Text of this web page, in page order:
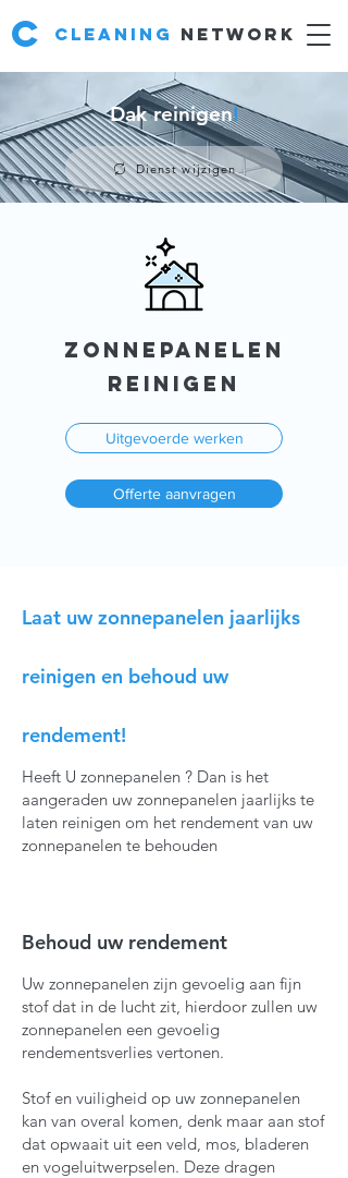
C Cleaning network
Dak reinigen!
Dienst wijzigen
ZOnnepaNelen
REINIGEN
Uitgevoerde werken
Offerte aanvragen
Laat uw zonnepanelen jaarlijks
reinigen en behoud uw
rendement!
Heeft U zonnepanelen ? Dan is het
aangeraden uw zonnepanelen jaarlijks te
laten reinigen om het rendement van uw
zonnepanelen te behouden
Behoud uw rendement
Uw zonnepanelen zijn gevoelig aan fijn
stof dat in de lucht zit, hierdoor zullen uw
zonnepanelen een gevoelig
rendementsverlies vertonen.
Stof en vuiligheid op uw zonnepanelen
kan van overal komen, denk maar aan stof
dat opwaait uit een veld, mos, bladeren
en vogeluitwerpselen. Deze dragen